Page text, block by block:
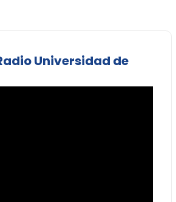
Universidad de